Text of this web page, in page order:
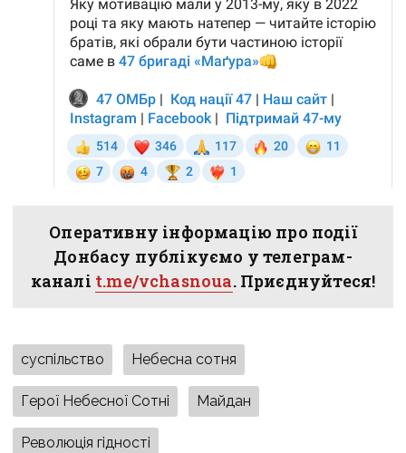
Оперативну інформацію про події
Донбасу публікуємо у телеграм-
каналі t.me/vchasnoua. Приєднуйтеся!
суспільство Небесна сотня
Герої Небесної Сотні Майдан
Революція гідності